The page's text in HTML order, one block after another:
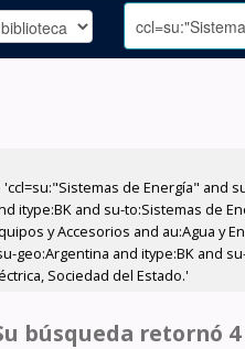
de Energía" and
itype:BK and su-to:Sistemas de
y Accesorios and au:Agua y
geo:Argentina and itype:BK and
Sociedad del Estado.'
búsqueda retornó